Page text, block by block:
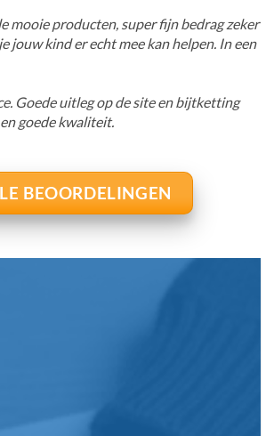
mooie producten, super fijn bedrag zeker
jouw kind er echt mee kan helpen. In een
Goede uitleg op de site en bijtketting
goede kwaliteit.
BEOORDELINGEN